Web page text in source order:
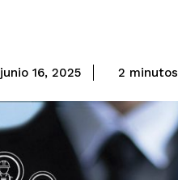
junio 16, 2025 2 minutos